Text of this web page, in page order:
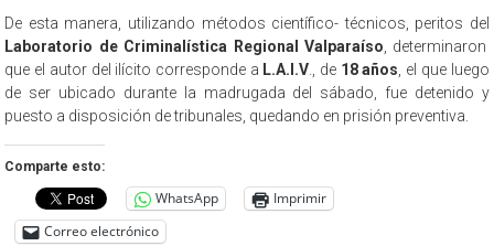
De esta manera, utilizando métodos científico- técnicos, peritos del
Laboratorio de Criminalística Regional Valparaíso , determinaron
que el autor del ilícito corresponde a L.A.I.V ., de 18 años , el que luego
de ser ubicado durante la madrugada del sábado, fue detenido y
puesto a disposición de tribunales, quedando en prisión preventiva.
Comparte esto:
WhatsApp
Imprimir
Correo electrónico